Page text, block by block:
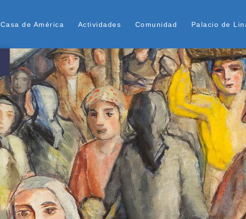
Menú Superior
Casa de América Actividades Comunidad Palacio de